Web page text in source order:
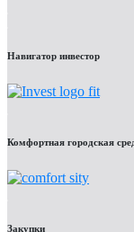
Навигатор инвестор
Комфортная городская
Закупки